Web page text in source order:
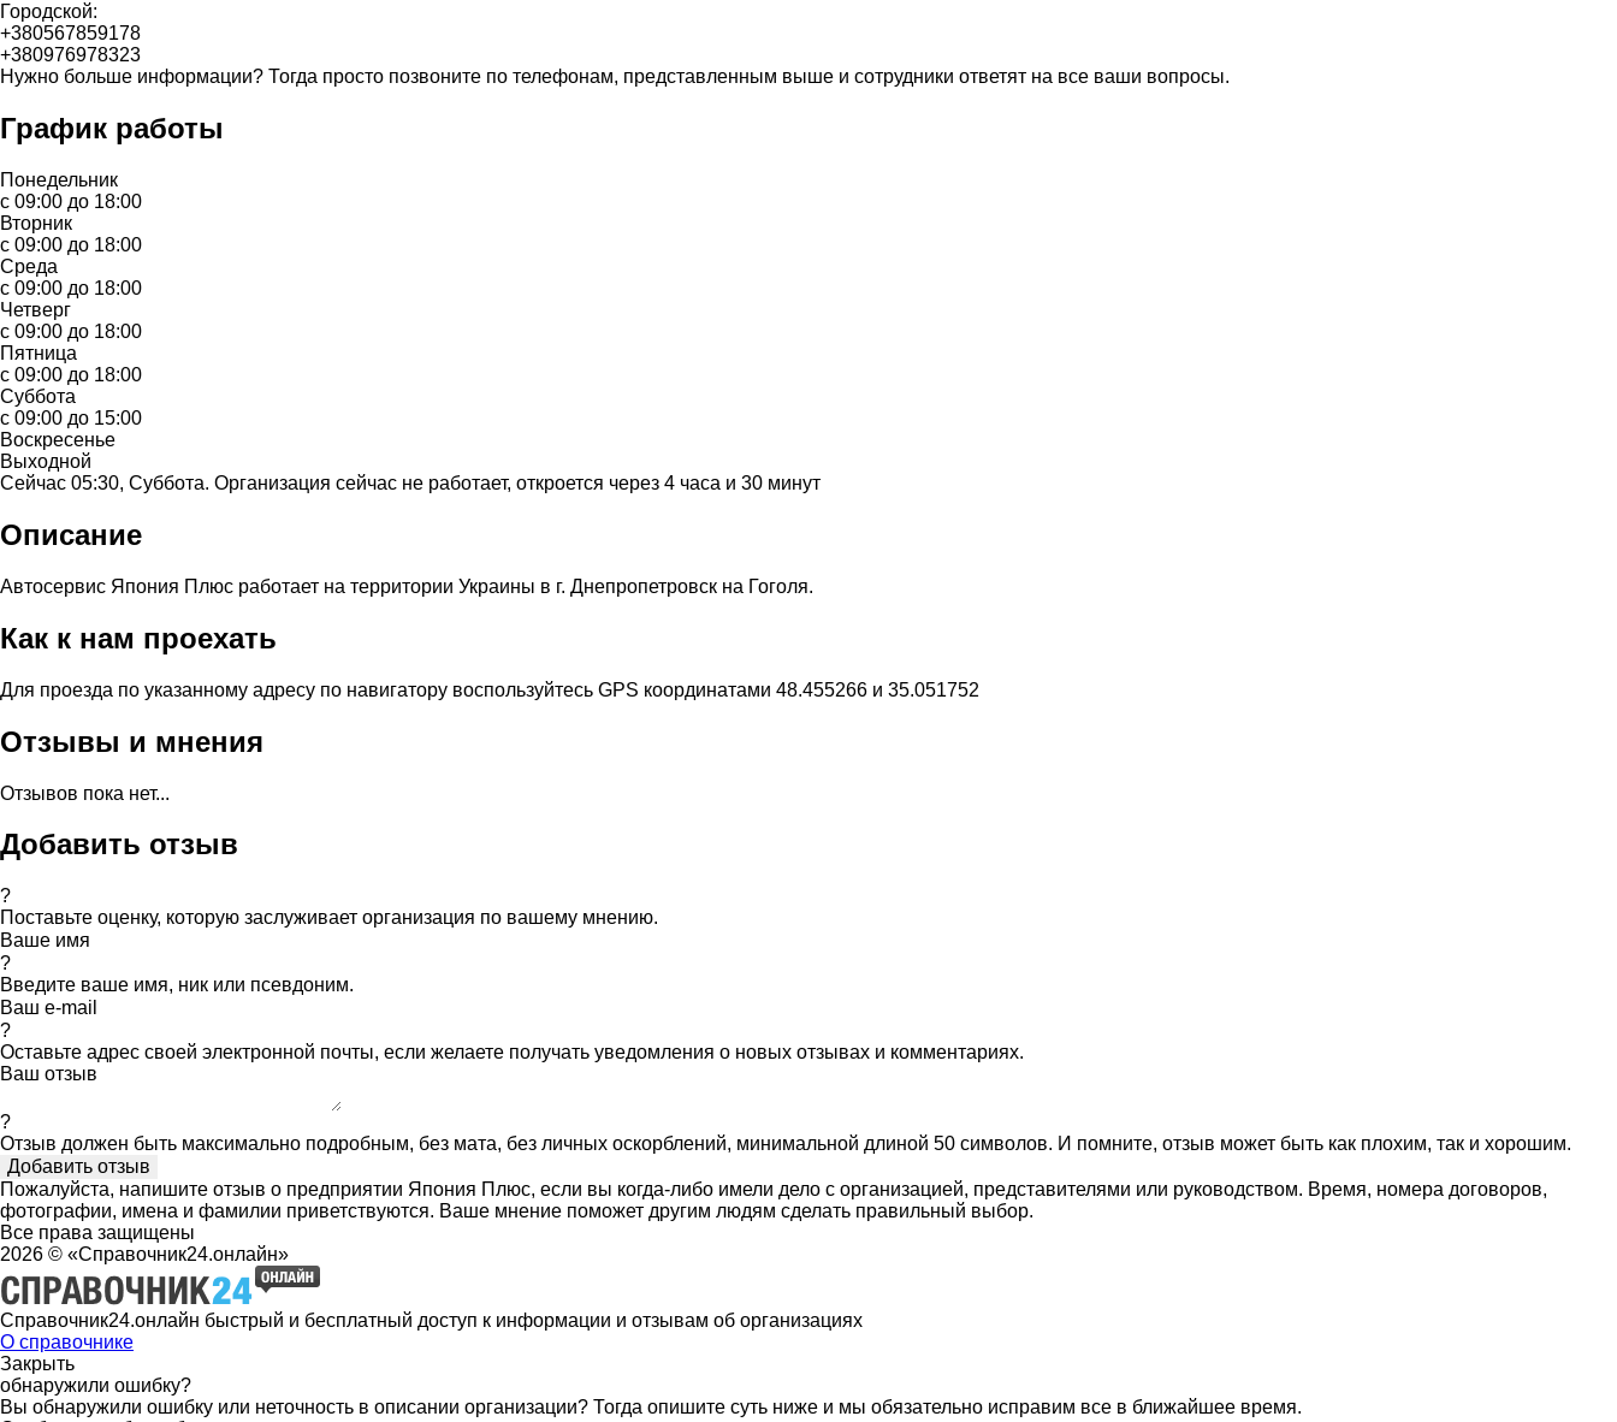
Городской:
+380567859178
+380976978323
Нужно больше информации? Тогда просто позвоните по телефонам, представленным выше и сотрудники ответят на все ваши вопросы.
График работы
Понедельник
с 09:00 до 18:00
Вторник
с 09:00 до 18:00
Среда
с 09:00 до 18:00
Четверг
с 09:00 до 18:00
Пятница
с 09:00 до 18:00
Суббота
с 09:00 до 15:00
Воскресенье
Выходной
Сейчас 05:30, Суббота. Организация сейчас не работает, откроется через 4 часа и 30 минут
Описание
Автосервис Япония Плюс работает на территории Украины в г. Днепропетровск на Гоголя.
Как к нам проехать
Для проезда по указанному адресу по навигатору воспользуйтесь GPS координатами 48.455266 и 35.051752
Отзывы и мнения
Отзывов пока нет...
Добавить отзыв
?
Поставьте оценку, которую заслуживает организация по вашему мнению.
Ваше имя
?
Введите ваше имя, ник или псевдоним.
Ваш e-mail
?
Оставьте адрес своей электронной почты, если желаете получать уведомления о новых отзывах и комментариях.
Ваш отзыв
?
Отзыв должен быть максимально подробным, без мата, без личных оскорблений, минимальной длиной 50 символов. И помните, отзыв может быть как плохим, так и хорошим.
Пожалуйста, напишите отзыв о предприятии Япония Плюс, если вы когда-либо имели дело с организацией, представителями или руководством. Время, номера договоров,
фотографии, имена и фамилии приветствуются. Ваше мнение поможет другим людям сделать правильный выбор.
Все права защищены
2026 © «Справочник24.онлайн»
Справочник24.онлайн быстрый и бесплатный доступ к информации и отзывам об организациях
О справочнике
Закрыть
обнаружили ошибку?
Вы обнаружили ошибку или неточность в описании организации? Тогда опишите суть ниже и мы обязательно исправим все в ближайшее время.